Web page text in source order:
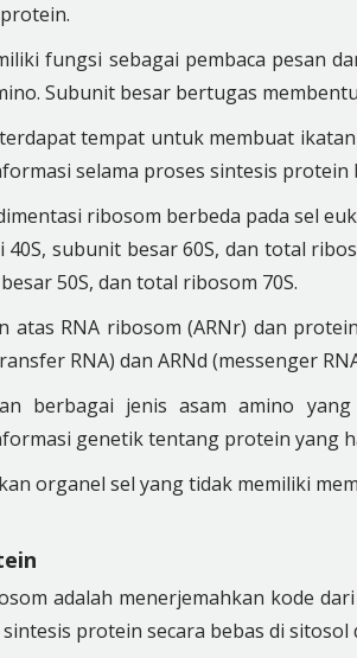
fungsi sebagai pembaca pesan
Subunit besar bertugas
tempat untuk membuat
selama proses sintesis protein
ribosom berbeda pada sel
40S, subunit besar 60S, dan total
50S, dan total ribosom 70S.
atas RNA ribosom (ARNr) dan
RNA) dan ARNd (messenger
berbagai jenis asam amino
genetik tentang protein yang
organel sel yang tidak memiliki
adalah menerjemahkan kode
protein secara bebas di